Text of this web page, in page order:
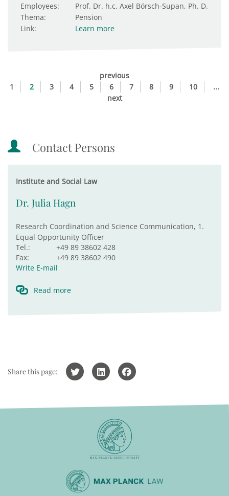
Employees:
Prof. Dr. h.c. Axel Börsch-Supan, Ph. D.
Thema:
Pension
Link:
Learn more
previous
1
2 3 4 5 6 7 8 9 10
...
next
Contact Persons
Institute and Social Law
Dr. Julia Hagn
Research Coordination and Science Communication, 1.
Equal Opportunity Officer
Tel.:
+49 89 38602 428
Fax:
+49 89 38602 490
Write E-mail
Read more
Share this page: